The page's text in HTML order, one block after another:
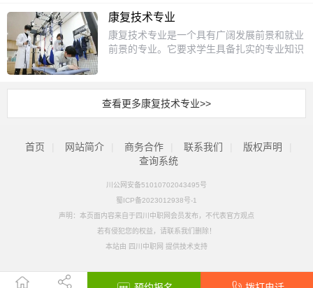
心、养老院等实景环境，强化学生岗位适应能
力。师资力量专业教师团队由临床经验丰富的
康复治疗师、中医专家及“双师型”教师组成，
水平高。教学模式“理论+实践+证书”融合：将
职业资格证书考核内容融入教学，学生可考取
保健按摩师、健康管理师等证书，增强就业竞
作，共同制定人才培养方案，实现教学与临床
无缝对接。四、就业方向与职业前景核心岗位
复医院，从事物理治疗、运动治疗、作业治疗
等工作。社区与养老机构：社区康复保健中
心、养老院、福利院，提供康复护理、健康指
导服务。健康管理领域：健康管理公司、亚健
康保健企业，从事康复咨询、健康管理等工
增长，就业前景广阔。薪资水平：初级岗位月
专业的学生在完成学业后，可以选择对口升
业包括康复治疗学、运动康复学、护理学和健
康管理等。这些专业不仅与康复保健密切相
治疗师、运动康复师或健康管理师，为更多的
人提供专业的康复服务。就业前景随着人们对
心、养老院、健身中心等机构工作，担任康复
治疗师、运动康复师、健康管理师等职位。随
着老龄化社会的到来，老年康复需求不断增
加，康复保健专业人才的需求也将持续增长。
为自己创造一份稳定且有意义的职业。
还是希望掌握一门实用技能的学生，都可以选
择保健按摩专业。学习过程中，学生不仅能获
得专业知识，还能培养耐心、细心和责任感，
考试进入大专或本科院校继续深造。对口的专
业包括中医学、针灸推拿学、康复治疗学等。
这些专业不仅与保健按摩密切相关，还能为学
专业可以让学生更深入地了解中医理论，而康
复治疗学则能帮助学生掌握更多现代康复技
阔。随着人们对健康需求的增加，保健按摩师
的需求也在不断上升。毕业生可以在养生馆、
美容院、康复中心、健身俱乐部等场所就业，
也可以选择自主创业，开设个人按摩工作室。
随着经验的积累和技能的提升，保健按摩师的
术，掌握常见疾病的康复方法。3.保健与健康
管理：学习营养学、运动保健、心理健康等知
识，培养健康管理能力。4.实践操作课程：通
兴趣的学生。学生需要具备一定的学习能力和
步成长为专业的康复保健人才。升学方面康复
保健专业的学生在完成中专或职高阶段的学习
校继续深造。对口升学的专业包括康复治疗技
术、护理学、健康管理、运动康复等。这些专
业不仅与康复保健密切相关，还能为学生提供
更广阔的职业发展空间。就业前景康复保健专
业的就业前景十分广阔。毕业生可以在医院、
化社会的到来和人们对健康的重视，康复保健
理治疗、作业治疗、言语治疗等工作的高素质
技术技能人才。主干课程鈥⒆ㄒ祷】纬蹋喝
颂褰馄恃А⑸硌А⒉±硌А⑷颂宸⒂А⑷颂逶
硕А⒔】灯拦馈⒘俅惨窖Ц怕邸ｂ€⒆ㄒ岛诵
€⒁搅屏煊颍涸谧酆弦皆嚎蹈匆窖Э啤⒖蹈醋ǹ
梗河诓辛蹈粗行摹⑸缁岣＠骸⒀匣沟
龋镏屑踩恕⒗夏耆说忍厥馊禾逄岣呱钭岳
砟芰蜕钪柿俊ｂ€⑻厥饨逃煊颍涸谔厥饨
邮驴蹈匆搅破鞑挠⒔】倒芾怼⒖蹈醋裳裙
ぷ鳌Ｖ耙底矢裰な榭煽既】蹈匆窖е瘟剖浚ㄊ
Γ⒔】倒芾硎Φ戎耙底矢裰な椤Ｉ揪吨凶ǖ谌
康复技术专业
康复技术专业是一个具有广阔发展前景和就业
前景的专业。它要求学生具备扎实的专业知识
康复治疗需求的不断增长，康复技术专业将继
续发挥重要作用。一、专业定义与培养目标康
复技术专业旨在培养具备扎实的康复治疗理论
复评定和康复治疗的基础理论和基本知识，并
具备康复评定、康复治疗、人际沟通与团队协
治疗、作业治疗、言语治疗等康复治疗工作，
成为高素质实用型技术技能人才。二、课程设
置与教学内容康复技术专业的课程设置涵盖了
基础医学、康复医学、康复治疗学等多个领
域。主要课程包括人体解剖学、生理学、病理
技术、作业治疗技术、物理因子治疗技术、言
查看更多康复技术专业>>
首页 网站简介 商务合作 联系我们 版权声明
查询系统
川公网安备51010702043495号
蜀ICP备2023012938号-1
声明：本页面内容来自于四川中职网会员发布，不代表官方观点
若有侵犯您的权益，请联系我们删除！
本站由 四川中职网 提供技术支持